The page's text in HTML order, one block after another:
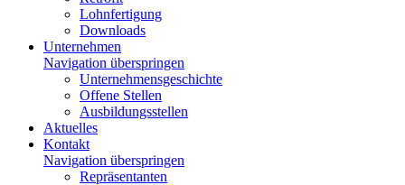
Lohnfertigung
Downloads
Unternehmen
Navigation überspringen
Unternehmensgeschichte
Offene Stellen
Ausbildungsstellen
Aktuelles
Kontakt
Navigation überspringen
Repräsentanten